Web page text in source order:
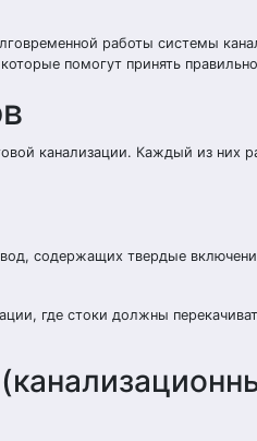
работы системы
помогут принять
канализации. Каждый из них
вод, содержащих твердые
где стоки должны